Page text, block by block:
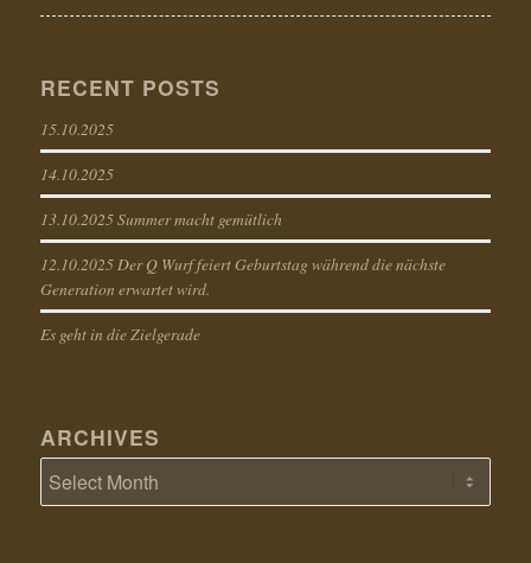
RECENT POSTS
15.10.2025
14.10.2025
13.10.2025 Summer macht gemütlich
12.10.2025 Der Q Wurf feiert Geburtstag während die nächste
Generation erwartet wird.
Es geht in die Zielgerade
ARCHIVES